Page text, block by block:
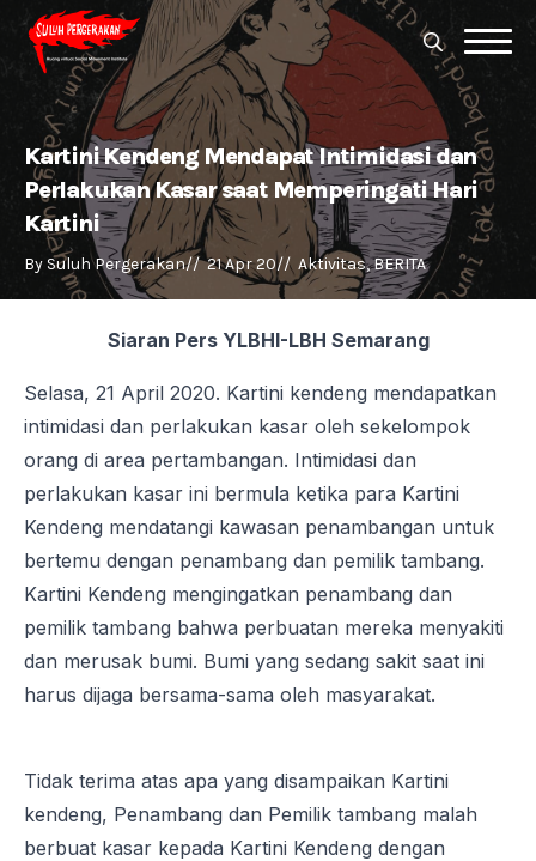
Search
for:
for:
Kartini Kendeng Mendapat Intimidasi dan
Perlakukan Kasar saat Memperingati Hari
Kartini
By Suluh Pergerakan// 21 Apr 20// Aktivitas BERITA
Siaran Pers YLBHI-LBH Semarang
Selasa, 21 April 2020. Kartini kendeng mendapatkan
intimidasi dan perlakukan kasar oleh sekelompok
orang di area pertambangan. Intimidasi dan
perlakukan kasar ini bermula ketika para Kartini
Kendeng mendatangi kawasan penambangan untuk
bertemu dengan penambang dan pemilik tambang.
Kartini Kendeng mengingatkan penambang dan
pemilik tambang bahwa perbuatan mereka menyakiti
dan merusak bumi. Bumi yang sedang sakit saat ini
harus dijaga bersama-sama oleh masyarakat.
Tidak terima atas apa yang disampaikan Kartini
kendeng, Penambang dan Pemilik tambang malah
berbuat kasar kepada Kartini Kendeng dengan